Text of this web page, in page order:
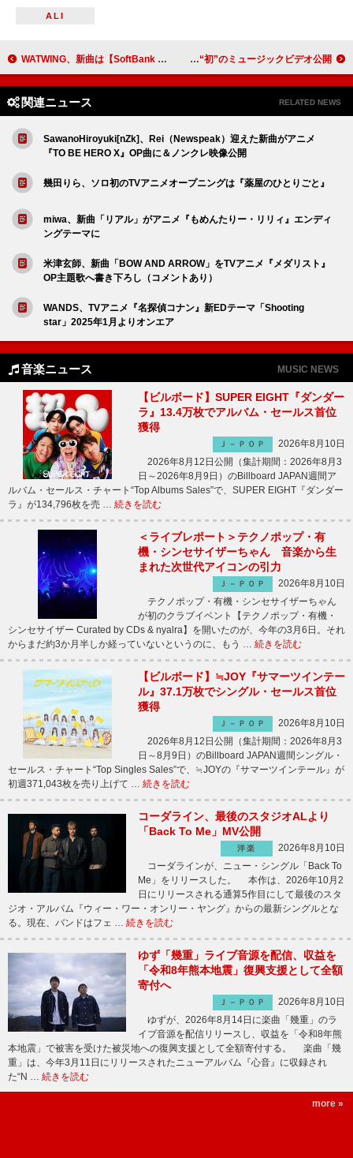
ALI
WATWING、新曲は【SoftBank ウインターカップ2024】公式テーマソング「365」 稲垣潤一「クリスマスキャロルの頃には」“初”のミュージックビデオ公開
関連ニュース RELATED NEWS
SawanoHiroyuki[nZk]、Rei（Newspeak）迎えた新曲がアニメ
『TO BE HERO X』OP曲に＆ノンクレ映像公開
幾田りら、ソロ初のTVアニメオープニングは『薬屋のひとりごと』
miwa、新曲「リアル」がアニメ『もめんたりー・リリィ』エンディ
ングテーマに
米津玄師、新曲「BOW AND ARROW」をTVアニメ『メダリスト』
OP主題歌へ書き下ろし（コメントあり）
WANDS、TVアニメ『名探偵コナン』新EDテーマ「Shooting
star」2025年1月よりオンエア
音楽ニュース MUSIC NEWS
【ビルボード】SUPER EIGHT『ダンダー
ラ』13.4万枚でアルバム・セールス首位
獲得
Ｊ－ＰＯＰ
2026年8月10日
2026年8月12日公開（集計期間：2026年8月3
日～2026年8月9日）のBillboard JAPAN週間ア
ルバム・セールス・チャート“Top Albums Sales”で、SUPER EIGHT『ダンダー
ラ』が134,796枚を売 … 続きを読む
＜ライブレポート＞テクノポップ・有
機・シンセサイザーちゃん 音楽から生
まれた次世代アイコンの引力
Ｊ－ＰＯＰ
2026年8月10日
テクノポップ・有機・シンセサイザーちゃん
が初のクラブイベント【テクノポップ・有機・
シンセサイザー Curated by CDs & nyalra】を開いたのが、今年の3月6日。それ
からまだ約3か月半しか経っていないというのに、もう … 続きを読む
【ビルボード】≒JOY『サマーツインテー
ル』37.1万枚でシングル・セールス首位
獲得
Ｊ－ＰＯＰ
2026年8月10日
2026年8月12日公開（集計期間：2026年8月3
日～8月9日）のBillboard JAPAN週間シングル・
セールス・チャート“Top Singles Sales”で、≒JOYの『サマーツインテール』が
初週371,043枚を売り上げて … 続きを読む
コーダライン、最後のスタジオALより
「Back To Me」MV公開
洋楽
2026年8月10日
コーダラインが、ニュー・シングル「Back To
Me」をリリースした。 本作は、2026年10月2
日にリリースされる通算5作目にして最後のスタ
ジオ・アルバム『ウィー・ワー・オンリー・ヤング』からの最新シングルとな
る。現在、バンドはフェ … 続きを読む
ゆず「幾重」ライブ音源を配信、収益を
「令和8年熊本地震」復興支援として全額
寄付へ
Ｊ－ＰＯＰ
2026年8月10日
ゆずが、2026年8月14日に楽曲「幾重」のラ
イブ音源を配信リリースし、収益を「令和8年熊
本地震」で被害を受けた被災地への復興支援として全額寄付する。 楽曲「幾
重」は、今年3月11日にリリースされたニューアルバム『心音』に収録され
た“N … 続きを読む
more »